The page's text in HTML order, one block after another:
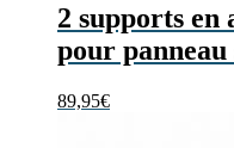
2 supports
pour panneau
89,95€